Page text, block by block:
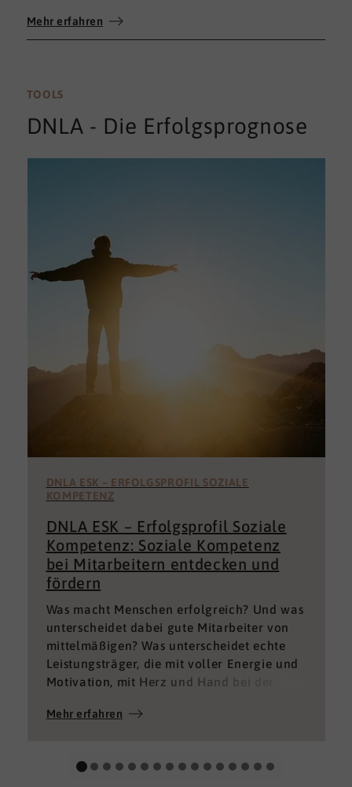
umfassenden 360°-Feedback.
Mehr erfahren
TOOLS
DNLA - Die Erfolgsprognose
DNLA ESK – ERFOLGSPROFIL SOZIALE
KOMPETENZ
DNLA ESK – Erfolgsprofil Soziale
Kompetenz: Soziale Kompetenz
bei Mitarbeitern entdecken und
fördern
Was macht Menschen erfolgreich? Und was
unterscheidet dabei gute Mitarbeiter von
mittelmäßigen? Was unterscheidet echte
Leistungsträger, die mit voller Energie und
Motivation, mit Herz und Hand bei der
„Job“ machen und von denen, die – aus
Mehr erfahren